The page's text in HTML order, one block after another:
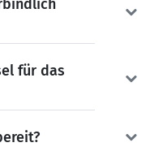
für das